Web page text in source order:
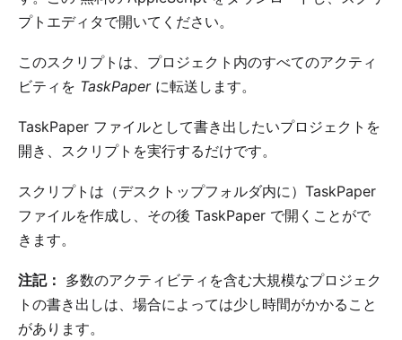
プトエディタで開いてください。
このスクリプトは、プロジェクト内のすべてのアクティ
ビティを TaskPaperに転送します。
TaskPaper ファイルとして書き出したいプロジェクトを
開き、スクリプトを実行するだけです。
スクリプトは（デスクトップフォルダ内に）TaskPaper
ファイルを作成し、その後 TaskPaper で開くことがで
きます。
注記： 多数のアクティビティを含む大規模なプロジェク
トの書き出しは、場合によっては少し時間がかかること
があります。